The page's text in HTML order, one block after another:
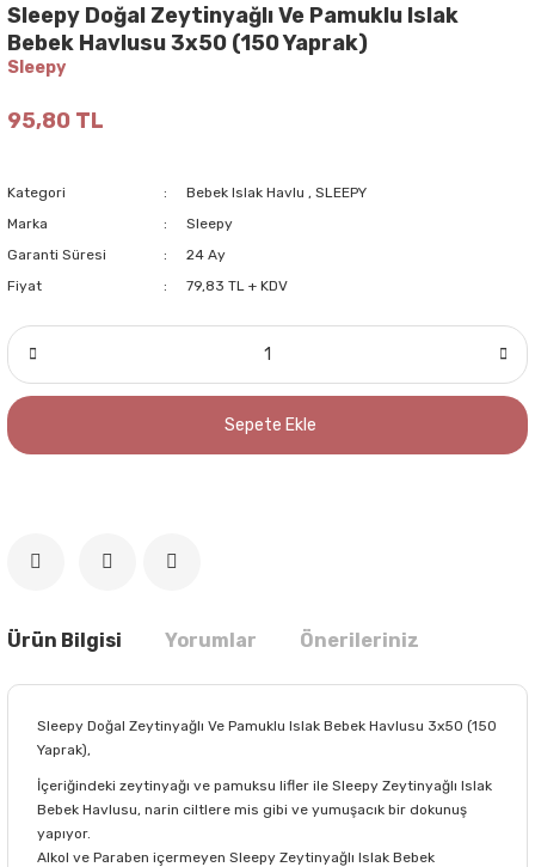
Sleepy Doğal Zeytinyağlı Ve Pamuklu Islak
Bebek Havlusu 3x50 (150 Yaprak)
Sleepy
95,80 TL
Kategori Bebek Islak Havlu , SLEEPY
Marka
Sleepy
Garanti Süresi
24 Ay
Fiyat
79,83 TL + KDV
Sepete Ekle
Ürün Bilgisi Yorumlar Önerileriniz
Sleepy Doğal Zeytinyağlı Ve Pamuklu Islak Bebek Havlusu 3x50 (150
Yaprak),
İçeriğindeki zeytinyağı ve pamuksu lifler ile Sleepy Zeytinyağlı Islak
Bebek Havlusu, narin ciltlere mis gibi ve yumuşacık bir dokunuş
yapıyor.
Alkol ve Paraben içermeyen Sleepy Zeytinyağlı Islak Bebek